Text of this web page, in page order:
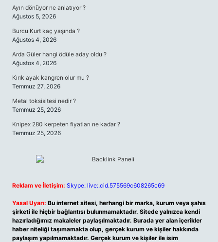
Ayın dönüyor ne anlatıyor ?
Ağustos 5, 2026
Burcu Kurt kaç yaşında ?
Ağustos 4, 2026
Arda Güler hangi ödüle aday oldu ?
Ağustos 4, 2026
Kırık ayak kangren olur mu ?
Temmuz 27, 2026
Metal toksisitesi nedir ?
Temmuz 25, 2026
Knipex 280 kerpeten fiyatları ne kadar ?
Temmuz 25, 2026
Reklam ve İletişim: Skype: live:.cid.575569c608265c69
Yasal Uyarı: Bu internet sitesi, herhangi bir marka, kurum veya şahıs
şirketi ile hiçbir bağlantısı bulunmamaktadır. Sitede yalnızca kendi
hazırladığımız makaleler paylaşılmaktadır. Burada yer alan içerikler
haber niteliği taşımamakta olup, gerçek kurum ve kişiler hakkında
paylaşım yapılmamaktadır. Gerçek kurum ve kişiler ile isim